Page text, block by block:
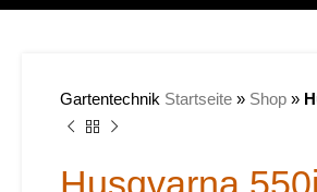
Gartentechnik Startseite » Shop »
Husqvarna